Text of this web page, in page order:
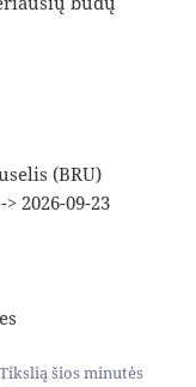
(BRU)
2026-09-23
šios minutės